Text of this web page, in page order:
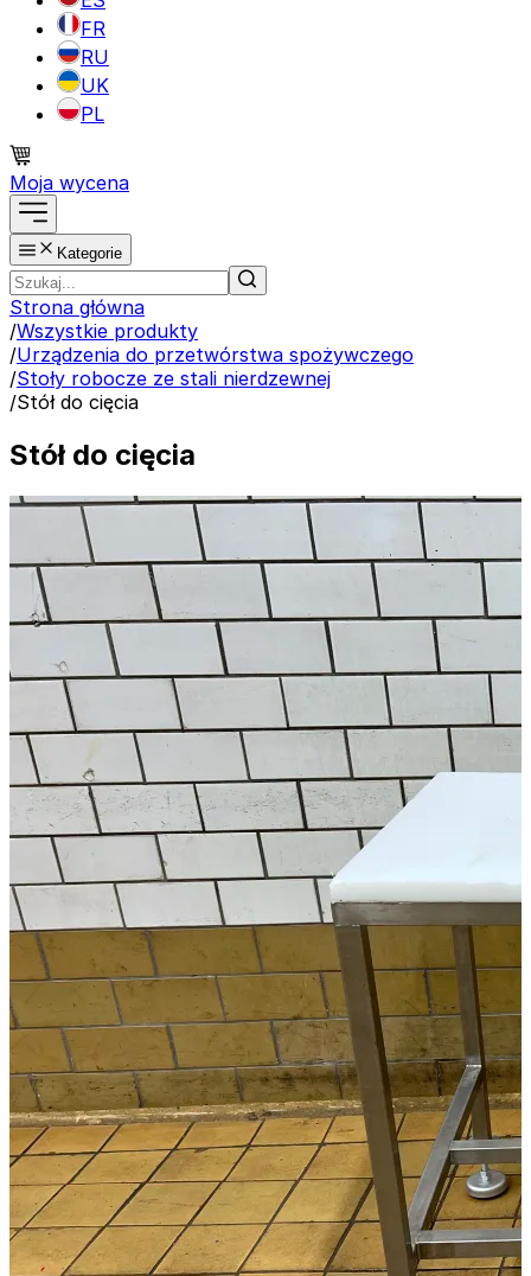
FR
RU
UK
PL
Moja wycena
Kategorie
Strona główna
/Wszystkie produkty
/Urządzenia do przetwórstwa spożywczego
/Stoły robocze ze stali nierdzewnej
/Stół do cięcia
Stół do cięcia